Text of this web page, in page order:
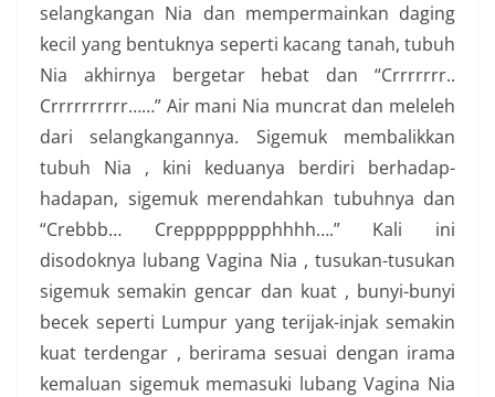
selangkangan Nia dan mempermainkan daging
kecil yang bentuknya seperti kacang tanah, tubuh
Nia akhirnya bergetar hebat dan “Crrrrrrr..
Crrrrrrrrrr……” Air mani Nia muncrat dan meleleh
dari selangkangannya. Sigemuk membalikkan
tubuh Nia , kini keduanya berdiri berhadap-
hadapan, sigemuk merendahkan tubuhnya dan
“Crebbb… Crepppppppphhhh….” Kali ini
disodoknya lubang Vagina Nia , tusukan-tusukan
sigemuk semakin gencar dan kuat , bunyi-bunyi
becek seperti Lumpur yang terijak-injak semakin
kuat terdengar , berirama sesuai dengan irama
kemaluan sigemuk memasuki lubang Vagina Nia